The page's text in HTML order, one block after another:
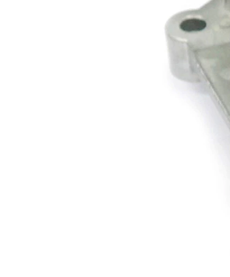
Alternativní
VKM
32200-1